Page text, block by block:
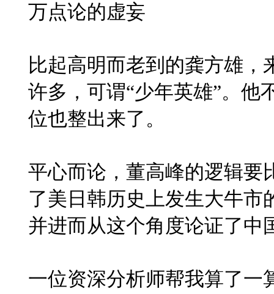
万点论的虚妄
比起高明而老到的龚方雄，
许多，可谓“少年英雄”。他
位也整出来了。
平心而论，董高峰的逻辑要
了美日韩历史上发生大牛
并进而从这个角度论证了中
一位资深分析师帮我算了一